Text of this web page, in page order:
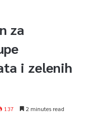
za
i zelenih
137 2 minutes read